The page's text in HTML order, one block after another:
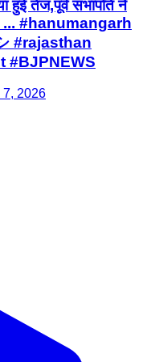
हुई तेज,पूर्व सभापति ने
... #hanumangarh
#rajasthan
#BJPNEWS
7, 2026